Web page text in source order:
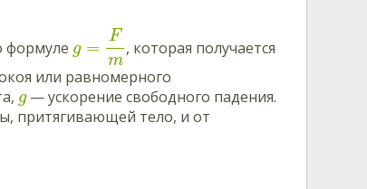
формуле g =
F
m
, которая получается
или равномерного
g— ускорение свободного падения.
притягивающей тело, и от